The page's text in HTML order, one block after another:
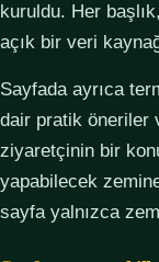
kuruldu. Her
açık bir veri
Sayfada ayrıca
dair pratik öneriler
ziyaretçinin bir
yapabilecek
sayfa yalnızca